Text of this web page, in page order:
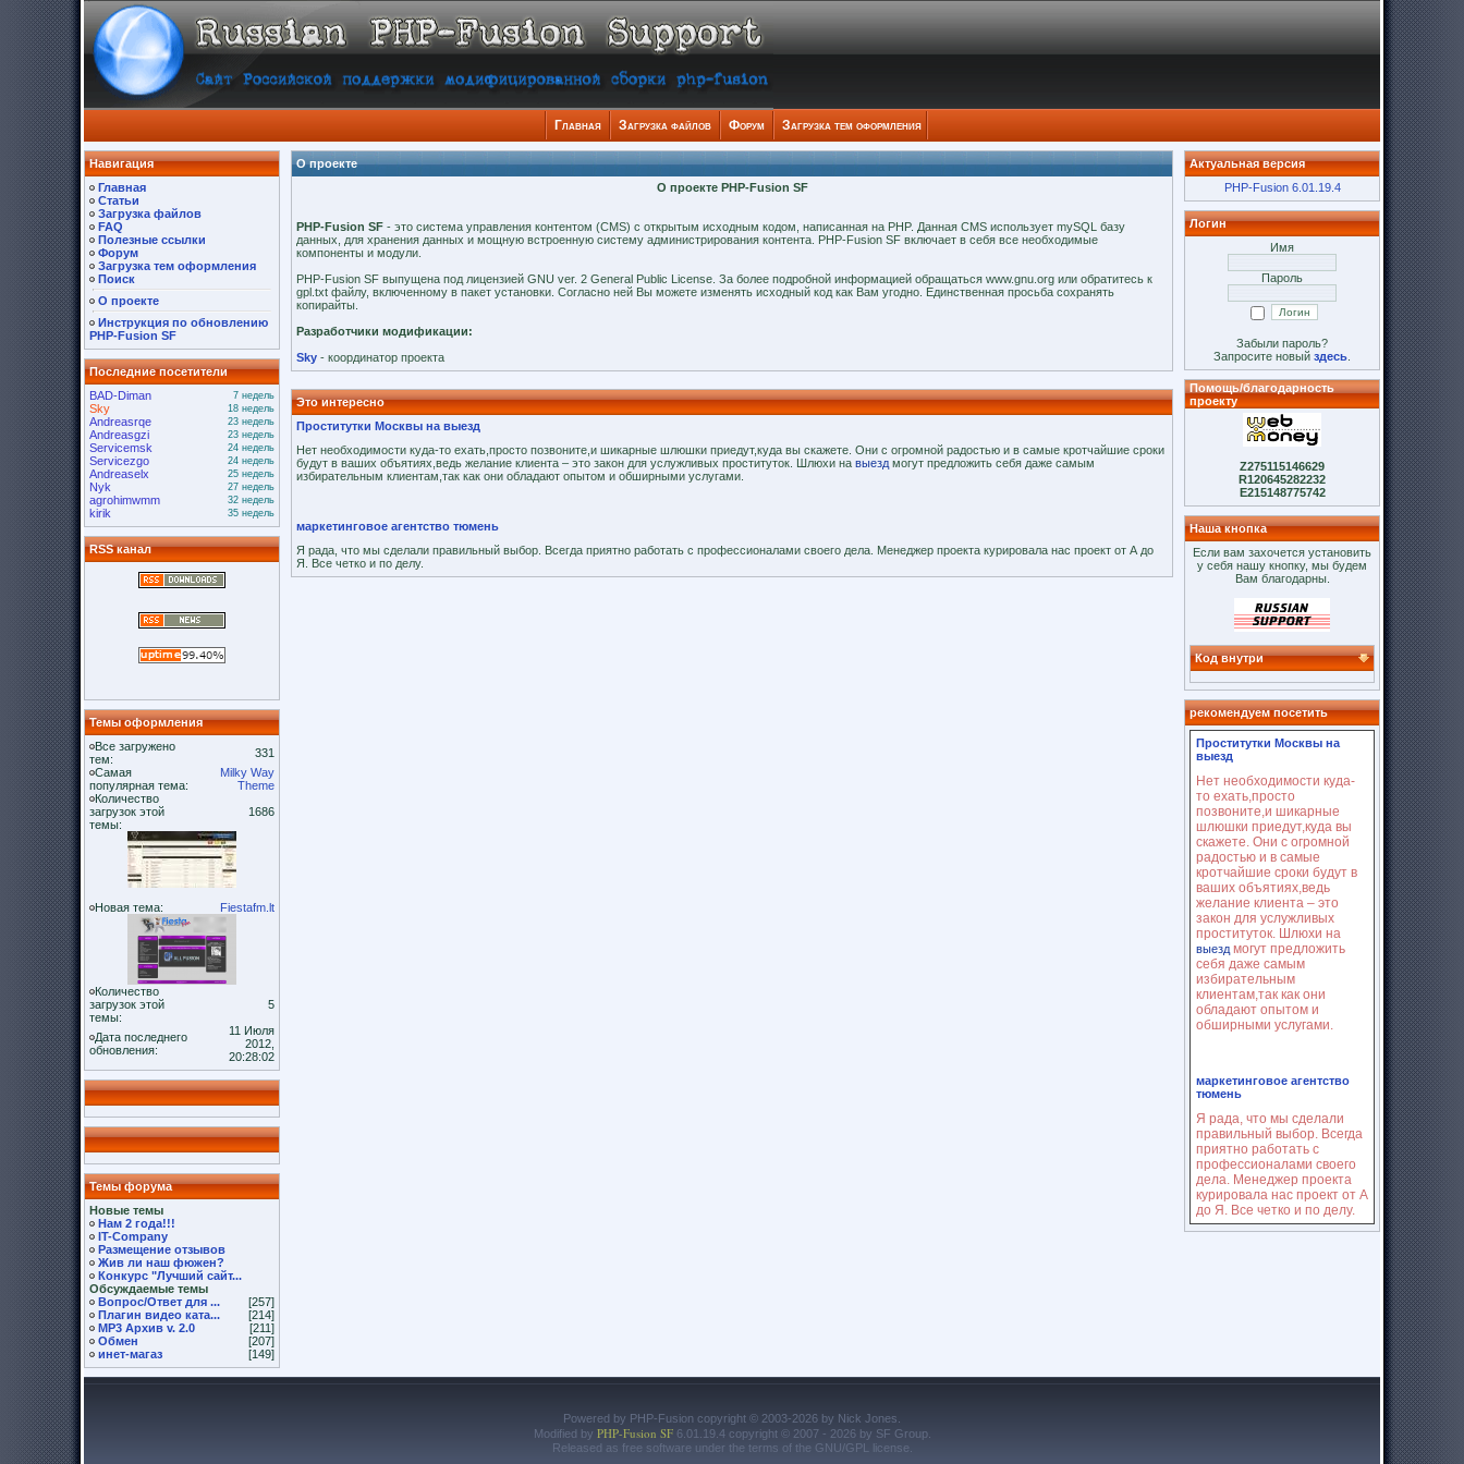
Главная Загрузка файлов Форум Загрузка тем оформления
Навигация
Главная
Статьи
Загрузка файлов
FAQ
Полезные ссылки
Форум
Загрузка тем оформления
Поиск
О проекте
Инструкция по обновлению
PHP-Fusion SF
Последние посетители
BAD-Diman
7 недель
Sky 18 недель
Andreasrqe 23 недель
Andreasgzi 23 недель
Servicemsk 24 недель
Servicezgo 24 недель
Andreaselx 25 недель
Nyk 27 недель
agrohimwmm 32 недель
kirik 35 недель
RSS канал
Темы оформления
Все загружено
тем:
331
Самая
популярная тема:
Milky Way
Theme
Количество
загрузок этой
темы:
1686
Новая тема: Fiestafm.lt
Количество
загрузок этой
темы:
5
Дата последнего
обновления:
11 Июля
2012,
20:28:02
Темы форума
Новые темы
Нам 2 года!!!
IT-Company
Размещение отзывов
Жив ли наш фюжен?
Конкурс "Лучший сайт...
Обсуждаемые темы
Вопрос/Ответ для ...
[257]
Плагин видео ката...
[214]
MP3 Архив v. 2.0
[211]
Обмен
[207]
инет-магаз
[149]
О проекте
О проекте PHP-Fusion SF
PHP-Fusion SF - это система управления контентом (CMS) с открытым исходным кодом, написанная на PHP. Данная CMS использует mySQL базу
данных, для хранения данных и мощную встроенную систему администрирования контента. PHP-Fusion SF включает в себя все необходимые
компоненты и модули.
PHP-Fusion SF выпущена под лицензией GNU ver. 2 General Public License. За более подробной информацией обращаться www.gnu.org или обратитесь к
gpl.txt файлу, включенному в пакет установки. Согласно ней Вы можете изменять исходный код как Вам угодно. Единственная просьба сохранять
копирайты.
Разработчики модификации:
Sky - координатор проекта
Это интересно
Проститутки Москвы на выезд
Нет необходимости куда-то ехать,просто позвоните,и шикарные шлюшки приедут,куда вы скажете. Они с огромной радостью и в самые кротчайшие сроки
будут в ваших объятиях,ведь желание клиента – это закон для услужливых проституток. Шлюхи на выезд могут предложить себя даже самым
избирательным клиентам,так как они обладают опытом и обширными услугами.
маркетинговое агентство тюмень
Я рада, что мы сделали правильный выбор. Всегда приятно работать с профессионалами своего дела. Менеджер проекта курировала нас проект от А до
Я. Все четко и по делу.
Актуальная версия
PHP-Fusion 6.01.19.4
Логин
Имя
Пароль
Забыли пароль?
Запросите новый здесь
Помощь/благодарность
проекту
Z275115146629
R120645282232
E215148775742
Наша кнопка
Если вам захочется установить
у себя нашу кнопку, мы будем
Вам благодарны.
Код внутри
рекомендуем посетить
Проститутки Москвы на
выезд
Нет необходимости куда-
то ехать,просто
позвоните,и шикарные
шлюшки приедут,куда вы
скажете. Они с огромной
радостью и в самые
кротчайшие сроки будут в
ваших объятиях,ведь
желание клиента – это
закон для услужливых
проституток. Шлюхи на
выездмогут предложить
себя даже самым
избирательным
клиентам,так как они
обладают опытом и
обширными услугами.
маркетинговое агентство
тюмень
Я рада, что мы сделали
правильный выбор. Всегда
приятно работать с
профессионалами своего
дела. Менеджер проекта
курировала нас проект от А
до Я. Все четко и по делу.
Powered by PHP-Fusion copyright © 2003-2026 by Nick Jones.
Modified by PHP-Fusion SF6.01.19.4 copyright © 2007 - 2026 by SF Group.
Released as free software under the terms of the GNU/GPL license.